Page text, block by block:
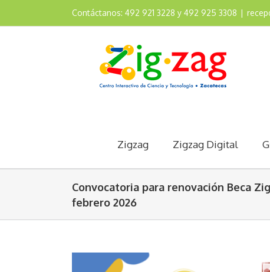
Contáctanos: 492 921 3228 y 492 925 3308 |
Zigzag Zigzag Digital
Convocatoria para renovación Beca
febrero 2026